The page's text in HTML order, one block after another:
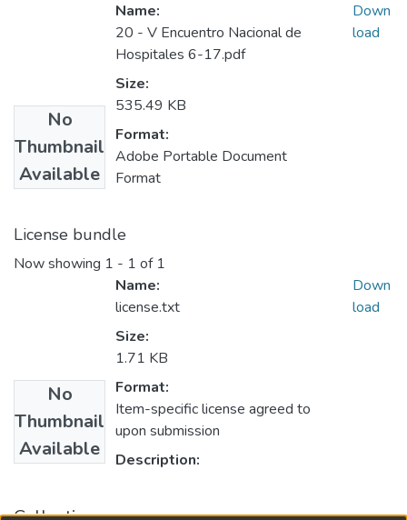
No
Thumbnail
Available
Name:
20 - V Encuentro Nacional de
Hospitales 6-17.pdf
Size:
535.49 KB
Format:
Adobe Portable Document
Format
Down
load
License bundle
Now showing 1 - 1 of 1
No
Thumbnail
Available
Name:
license.txt
Size:
1.71 KB
Format:
Item-specific license agreed to
upon submission
Description:
Down
load